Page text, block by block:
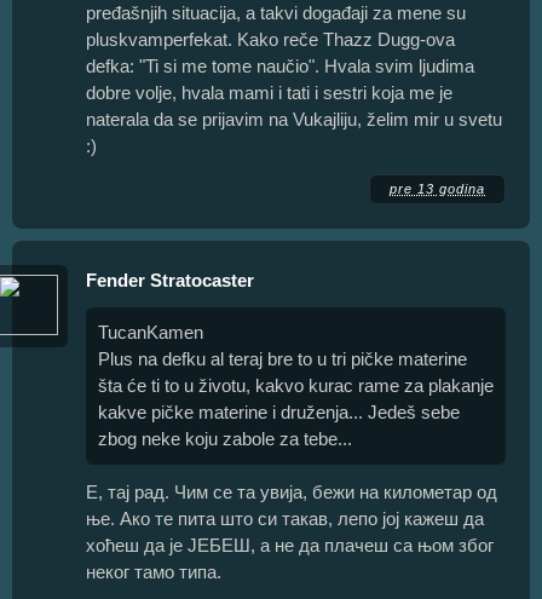
pređašnjih situacija, a takvi događaji za mene su
pluskvamperfekat. Kako reče Thazz Dugg-ova
defka: "Ti si me tome naučio". Hvala svim ljudima
dobre volje, hvala mami i tati i sestri koja me je
naterala da se prijavim na Vukajliju, želim mir u svetu
:)
pre 13 godina
Fender Stratocaster
TucanKamen
Plus na defku al teraj bre to u tri pičke materine
šta će ti to u životu, kakvo kurac rame za plakanje
kakve pičke materine i druženja... Jedeš sebe
zbog neke koju zabole za tebe...
Е, тај рад. Чим се та увија, бежи на километар од
ње. Ако те пита што си такав, лепо јој кажеш да
хоћеш да је ЈЕБЕШ, а не да плачеш са њом због
неког тамо типа.